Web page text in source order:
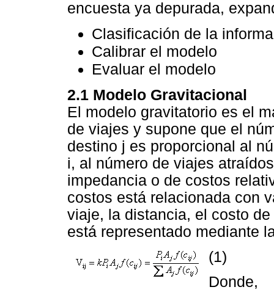
encuesta ya depurada,
Clasificación de la
Calibrar el modelo
Evaluar el modelo
2.1 Modelo Gravitacional
El modelo gravitatorio es el
de viajes y supone que el
destino j es proporcional al
i, al número de viajes
impedancia o de costos
costos está relacionada con
viaje, la distancia, el costo
está representado mediante
(1)
Donde,